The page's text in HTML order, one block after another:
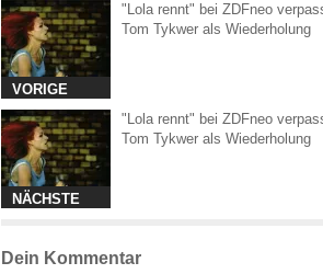
VORIGE
"Lola rennt" bei ZDFneo
Tom Tykwer als Wiederholung
NÄCHSTE
"Lola rennt" bei ZDFneo
Tom Tykwer als Wiederholung
Dein Kommentar